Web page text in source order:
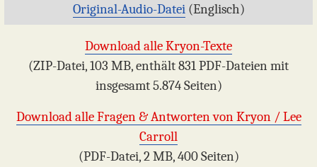
Original-Audio-Datei(Englisch)
Download alle Kryon-Texte
(ZIP-Datei, 103 MB, enthält 831 PDF-Dateien mit
insgesamt 5.874 Seiten)
Download alle Fragen & Antworten von Kryon / Lee
Carroll
(PDF-Datei, 2 MB, 400 Seiten)